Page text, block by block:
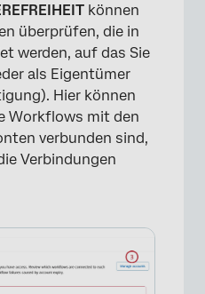
×
können
überprüfen, die in
werden, auf das Sie
als Eigentümer
Hier können
Workflows mit den
verbunden sind,
Verbindungen